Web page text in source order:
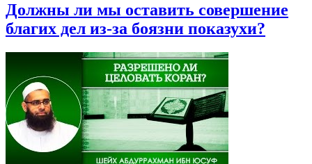
Должны ли мы оставить совершение
благих дел из-за боязни показухи?